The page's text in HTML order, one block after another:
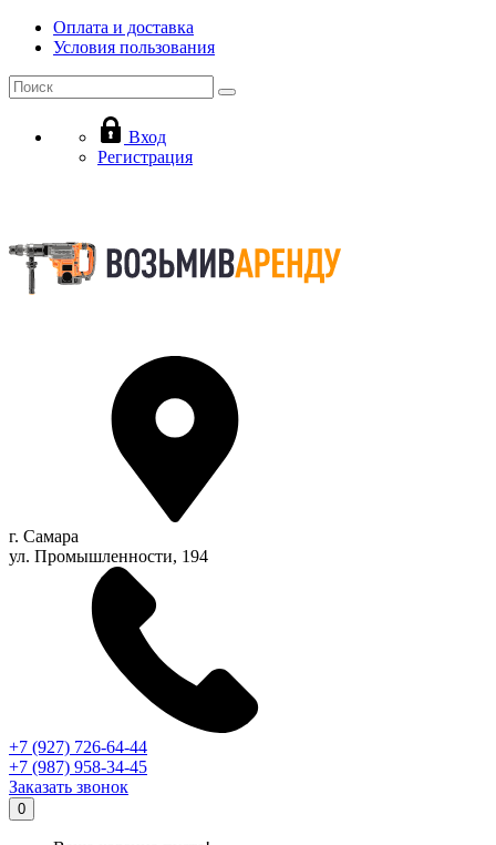
Оплата и доставка
Условия пользования
Вход
Регистрация
г. Самара
ул. Промышленности, 194
+7 (927) 726-64-44
+7 (987) 958-34-45
Заказать звонок
0